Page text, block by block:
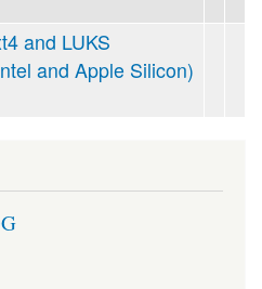
and LUKS
and Apple Silicon)